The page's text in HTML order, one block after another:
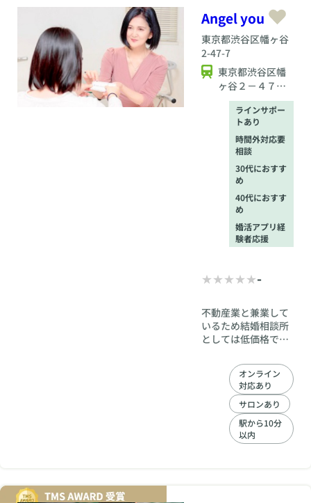
るなど、婚活で起こ
りうるトラブルを自
らとことん経験して
きました。自分自身
も婚活で深く傷つ
き、迷い、それでも
結婚を諦めずに活動
を続け、最終的に幸
せな結婚生活を実現
しています。 また、
婚活者でありながら
同時に仲人である立
場だからこそ、自身
の婚活中に周囲の仲
人さんたちから多く
の仲人視点を学び、
直接の叱咤激励と仲
人愛を受けながら背
中を押してもらった
たい貴重な経験で
す。婚活者が陥りや
ていない理想と現実
のギャップなども、
ダイレクトに痛感し
しい思いも数多くし
ながら、婚活者目線
と仲人視点の両面か
ら婚活を徹底的に研
究してきたことこそ
が、アフェクショネ
ートのサポートの大
Angel you
東京都渋谷区幡ヶ谷
2-47-7
東京都渋谷区幡
ヶ谷２－４７－
ラインサポー
トあり
時間外対応要
相談
30代におすす
め
40代におすす
め
婚活アプリ経
験者応援
-
不動産業と兼業して
いるため結婚相談所
としては低価格です
うではございませ
ん！ 丁寧なカウンセ
リング、的確なアド
バイスにより成婚率
は77％以上です 特に
30.40代の婚活男性
を得意としてます。
オンライン
対応あり
サロンあり
駅から10分
以内